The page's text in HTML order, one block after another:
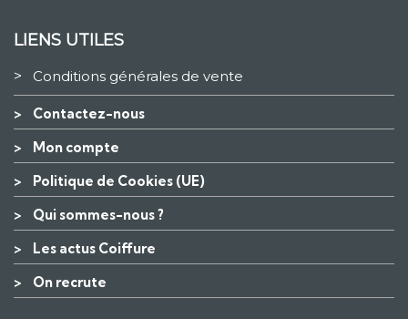
LIENS UTILES
> Conditions générales de vente
> Contactez-nous
> Mon compte
> Politique de Cookies (UE)
> Qui sommes-nous ?
> Les actus Coiffure
> On recrute